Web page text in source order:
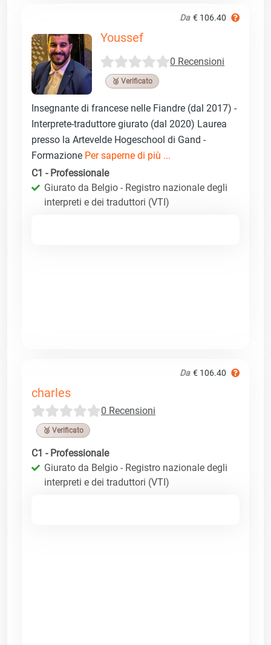
Da € 106.40
Youssef
0 Recensioni
🥉 Verificato
Insegnante di francese nelle Fiandre (dal 2017) -
Interprete-traduttore giurato (dal 2020) Laurea
presso la Artevelde Hogeschool di Gand -
Formazione Per saperne di più ...
C1 - Professionale
Giurato da Belgio - Registro nazionale degli
interpreti e dei traduttori (VTI)
Da € 106.40
charles
0 Recensioni
🥉 Verificato
C1 - Professionale
Giurato da Belgio - Registro nazionale degli
interpreti e dei traduttori (VTI)